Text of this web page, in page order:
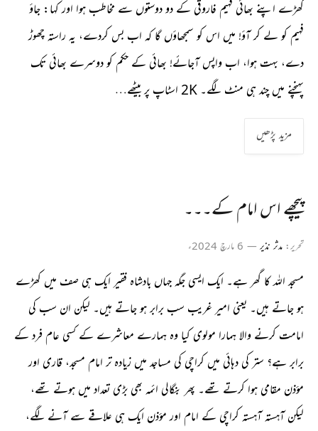
کھڑے اپنے بھائی فہیم فاروقی کے دو دوستوں سے مخاطب ہوا اور کہا: جاؤ
فہیم کو لے کر آؤ! میں اس کو سمجھاؤں گا کہ اب بس کردے، یہ راستہ چھوڑ
دے، بہت ہوا، اب واپس آجائے! بھائی کے حکم کو دوسرے بھائی تک
پہنچنے میں چند ہی منٹ لگے۔ 2K اسٹاپ پر بیٹھے…
مزید پڑھیں
پیچھے اس امام کے۔۔۔
تحریر: مدثر نذیر 6 مارچ 2024ء
مسجد اللہ کا گھر ہے۔ ایک ایسی جگہ جہاں بادشاہ فقیر ایک ہی صف میں کھڑے
ہو جاتے ہیں۔ یعنی امیر غریب سب برابر ہو جاتے ہیں۔ لیکن ان سب کی
امامت کرنے والا ہمارا مولوی کیا وہ ہمارے معاشرے کے کسی عام فرد کے
برابر ہے؟ ستر کی دہائی میں کراچی کی مساجد میں زیادہ تر امام مسجد، قاری اور
مؤذن مقامی ہوا کرتے تھے۔ پھر بنگالی ائمہ بھی بڑی تعداد میں ہوتے تھے،
لیکن آہستہ آہستہ کراچی کے امام اور مؤذن ایک ہی علاقے سے آنے لگے،